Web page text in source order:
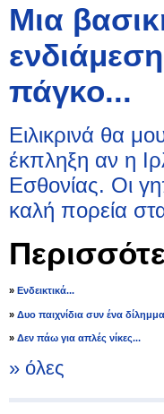
Μια
πάγκο...
Ειλικρινά θα
έκπληξη αν η
Εσθονίας. Οι
καλή πορεία
» Ενδεικτικά...
» Δυο παιχνίδια συν ένα δίλημμα
» Δεν πάω για απλές νίκες...
» όλες